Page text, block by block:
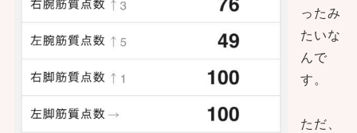
ったみ
たいな
んで
す。
ただ、